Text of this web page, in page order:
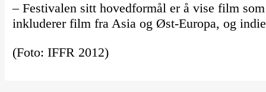
– Festivalen sitt hovedformål er å vise film
inkluderer film fra Asia og Øst-Europa, og
(Foto: IFFR 2012)